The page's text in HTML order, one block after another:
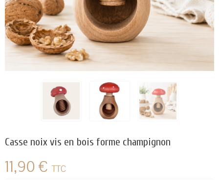
Casse noix vis en bois forme champignon
11,90 € TTC